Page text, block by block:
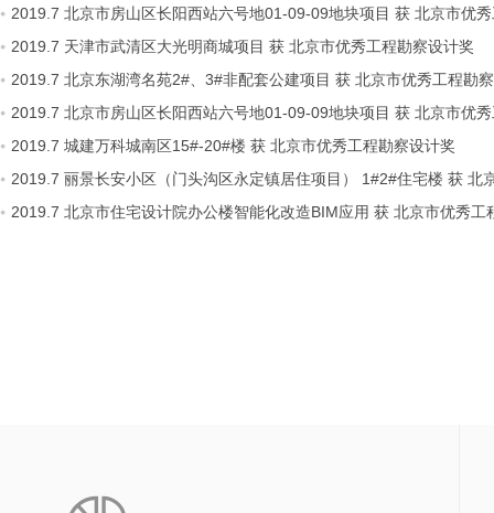
2019.7 北京市房山区长阳西站六号地01-09-09地块项目 获 北京市优
2019.7 天津市武清区大光明商城项目 获 北京市优秀工程勘察设计奖
2019.7 北京东湖湾名苑2#、3#非配套公建项目 获 北京市优秀工程勘
2019.7 北京市房山区长阳西站六号地01-09-09地块项目 获 北京市优
2019.7 城建万科城南区15#-20#楼 获 北京市优秀工程勘察设计奖
2019.7 丽景长安小区（门头沟区永定镇居住项目） 1#2#住宅楼 获 北
2019.7 北京市住宅设计院办公楼智能化改造BIM应用 获 北京市优秀工